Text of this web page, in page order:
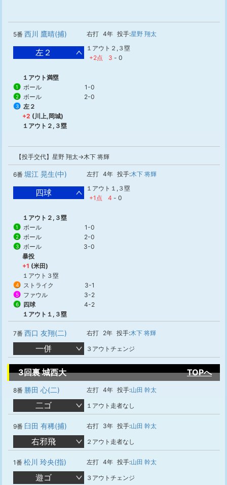
5番 西川 鷹晴(捕) 右打 4年 投手:星野 翔太
左２
１アウト２,３塁
+2点
3 - 0
１アウト満塁
1 ボール 1-0
2 ボール 2-0
3
左２
+2 (川上,岡城)
１アウト２,３塁
【投手交代】星野 翔太→木下 将輝
6番 堀江 晃生(中) 左打 4年 投手:木下 将輝
四球
１アウト１,３塁
+1点
4 - 0
１アウト２,３塁
1 ボール 1-0
2 ボール 2-0
3 ボール
3-0
暴投
+1 (米田)
１アウト３塁
4 ストライク 3-1
5 ファウル 3-2
6 四球
4-2
１アウト１,３塁
7番 西口 友翔(二) 右打 2年 投手:木下 将輝
一併 ３アウトチェンジ
3回裏 城西大 TOPへ
8番 勝田 心(二) 左打 4年 投手:山田 幹太
二ゴ １アウト走者なし
9番 臼田 有稀(捕) 右打 3年 投手:山田 幹太
右邪飛 ２アウト走者なし
1番 松川 玲央(指) 左打 4年 投手:山田 幹太
遊ゴ ３アウトチェンジ